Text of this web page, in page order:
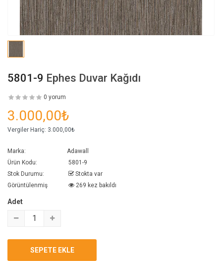
5801-9 Ephes Duvar Kağıdı
0 yorum
3.000,00₺
Vergiler Hariç: 3.000,00₺
Marka:
Adawall
Ürün Kodu:
5801-9
Stok Durumu:
Stokta var
Görüntülenmiş
269 kez bakıldı
Adet